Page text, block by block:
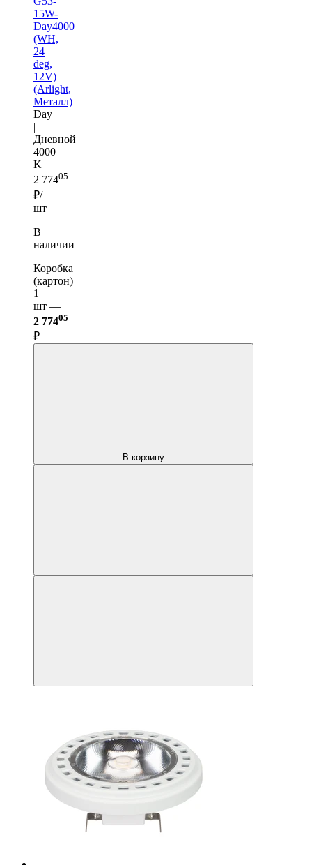
15W-
Day4000
(WH,
24
deg,
12V)
(Arlight,
Металл)
Day
|
Дневной
4000
K
2 77405
₽/
шт
В
наличии
Коробка
(картон)
1
шт —
2 77405
₽
В корзину